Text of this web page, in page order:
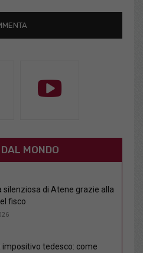
MONDO
silenziosa di Atene grazie alla
fisco
impositivo tedesco: come